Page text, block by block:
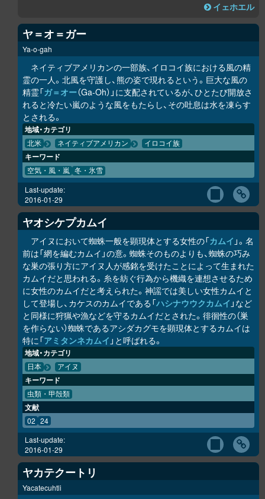
イェホエル
ヤ＝オ＝ガー
Ya-o-gah
ネイティブアメリカンの一部族、イロコイ族における風の精
霊の一人。北風を守護し、熊の姿で現れるという。巨大な風の
精霊「ガ＝オー（Ga-Oh）」に支配されているが、ひとたび開放さ
れると冷たい嵐のような風をもたらし、その吐息は水を凍らす
とされる。
地域・カテゴリ
北米 ネイティブアメリカン イロコイ族
キーワード
空気・風・嵐 冬・氷雪
Last-update:
2016-01-29
ヤオシケプカムイ
アイヌにおいて蜘蛛一般を顕現体とする女性の「カムイ 」。名
前は「網を編むカムイ」の意。蜘蛛そのものよりも、蜘蛛の巧み
な巣の張り方にアイヌ人が感銘を受けたことによって生まれた
カムイだと思われる。糸を紡ぐ行為から機織を連想させるため
に女性のカムイだと考えられた。神謡では美しい女性カムイと
して登場し、カケスのカムイである「ハシナウウク カムイ 」など
と同様に狩猟や漁などを守るカムイだとされた。徘徊性の（巣
を作らない）蜘蛛であるアシダカグモを顕現体とするカムイは
特に「アミタンネカムイ 」と呼ばれる。
地域・カテゴリ
日本 アイヌ
キーワード
虫類・甲殻類
文献
02 24
Last-update:
2016-01-29
ヤカテクートリ
Yacatecuhtli